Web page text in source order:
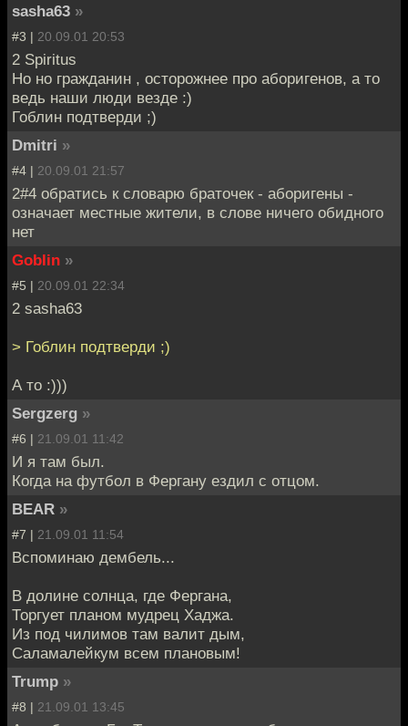
sasha63 »
#3 | 20.09.01 20:53
2 Spiritus
Но но гражданин , осторожнее про аборигенов, а то
ведь наши люди везде :)
Гоблин подтверди ;)
Dmitri »
#4 | 20.09.01 21:57
2#4 обратись к словарю браточек - аборигены -
означает местные жители, в слове ничего обидного
нет
Goblin »
#5 | 20.09.01 22:34
2 sasha63
> Гоблин подтверди ;)
А то :)))
Sergzerg »
#6 | 21.09.01 11:42
И я там был.
Когда на футбол в Фергану ездил с отцом.
BEAR »
#7 | 21.09.01 11:54
Вспоминаю дембель...
В долине солнца, где Фергана,
Торгует планом мудрец Хаджа.
Из под чилимов там валит дым,
Саламалейкум всем плановым!
Trump »
#8 | 21.09.01 13:45